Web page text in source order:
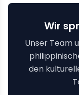
Wir
Unser Team
den